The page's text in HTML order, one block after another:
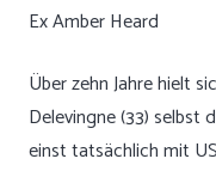
Über zehn Jahre hielt
Delevingne (33) selbst
einst tatsächlich mit